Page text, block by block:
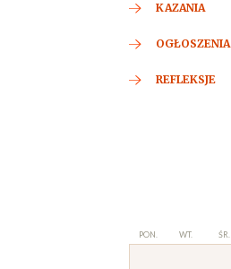
KAZANIA
OGŁOSZENIA
REFLEKSJE
PON. WT. ŚR.